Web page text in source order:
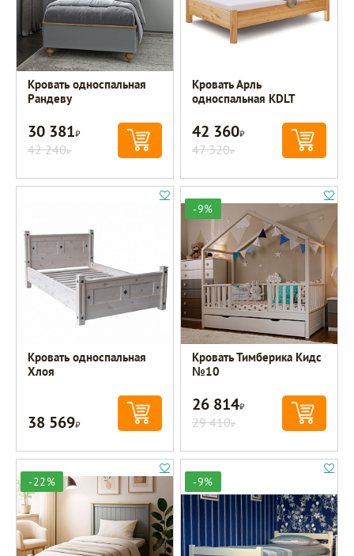
Кровать односпальная
Рандеву
30 381Р
42 240Р
Кровать Арль
односпальная KDLT
42 360Р
47 320Р
Кровать односпальная
Хлоя
38 569Р
-9%
Кровать Тимберика Кидс
№10
26 814Р
29 410Р
-22% -9%